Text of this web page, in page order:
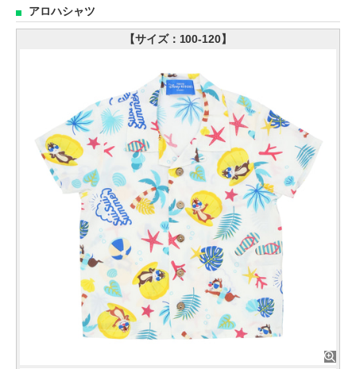
アロハシャツ
【サイズ：100-120】